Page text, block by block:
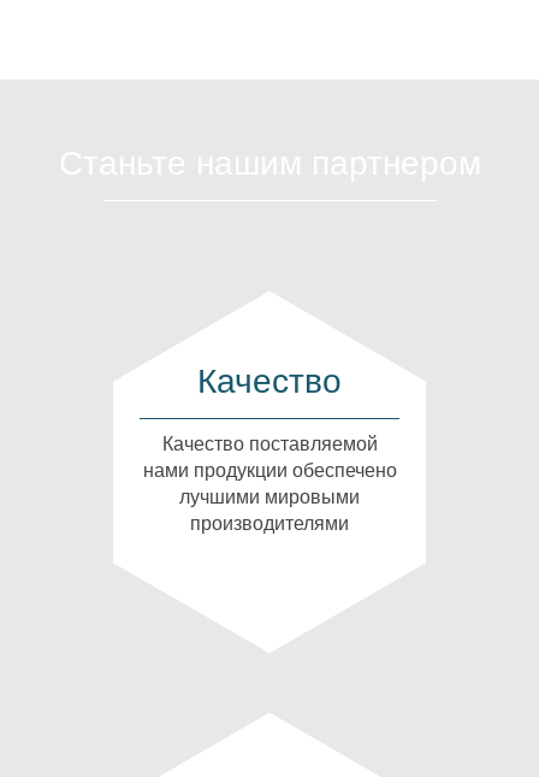
Качество
Качество поставляемой
нами продукции обеспечено
лучшими мировыми
производителями